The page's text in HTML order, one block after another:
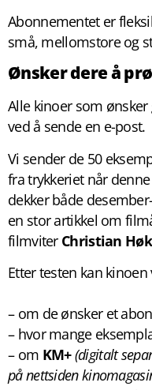
Abonnementet er
små, mellomstore og
Ønsker dere å
Alle kinoer som
ved å sende en e-post.
Vi sender de 50
fra trykkeriet når
dekker både
en stor artikkel om
filmviter Christian
Etter testen kan kinoen
– om de ønsker et
– hvor mange
– om KM+(digitalt
på nettsiden